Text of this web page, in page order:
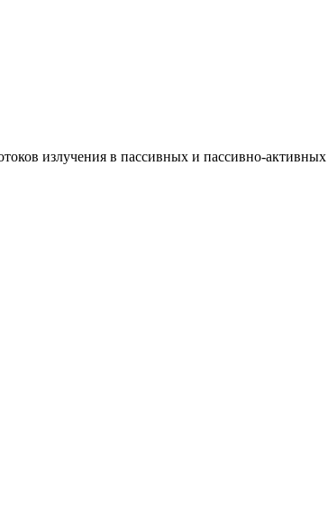
излучения в пассивных и пассивно-